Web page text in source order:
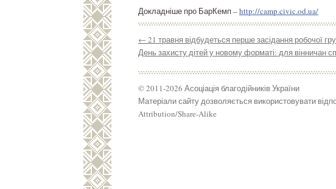
Докладніше про БарКемп –http://camp.civic.od.ua/
← 21 травня відбудеться перше засідання робочої
День захисту дітей у новому форматі: для вінничан
© 2011-2026 Асоціація благодійників України
Матеріали сайту дозволяється використовувати
Attribution/Share-Alike